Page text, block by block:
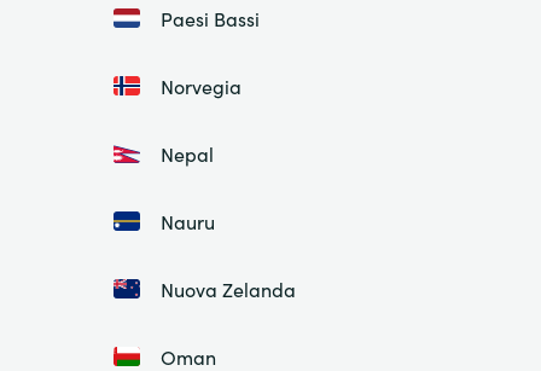
Paesi Bassi
Norvegia
Nepal
Nauru
Nuova Zelanda
Oman